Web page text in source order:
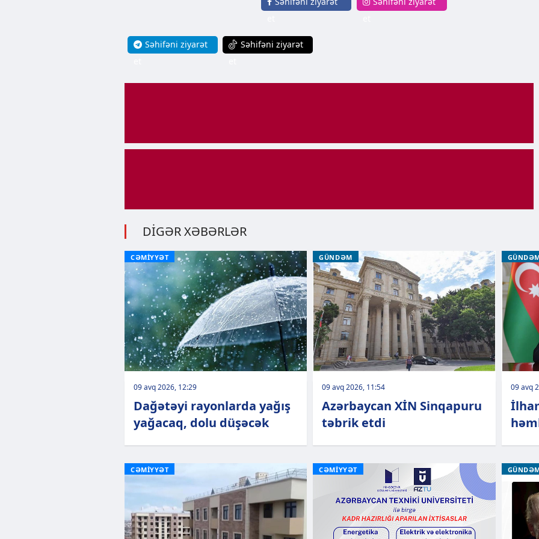
Səhifəni ziyarət
Səhifəni ziyarət
DİGƏR XƏBƏRLƏR
CƏMİYYƏT
09 avq 2026, 12:29
Dağətəyi rayonlarda yağış
yağacaq, dolu düşəcək
GÜNDƏM
09 avq 2026, 11:54
Azərbaycan XİN Sinqapuru
təbrik etdi
09 avq
CƏMİYYƏT CƏMİYYƏT